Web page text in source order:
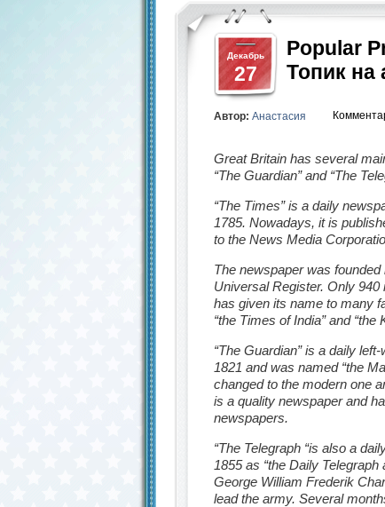
Декабрь
27
Popular
Топик на
Автор: Анастасия
Great Britain has several
“The Guardian” and “The
“The Times” is a daily
1785. Nowadays, it is
to the News Media
The newspaper was
Universal Register. Only 940
has given its name to many
“the Times of India” and “the
“The Guardian” is a daily left-
1821 and was named “the
changed to the modern one
is a quality newspaperand
newspapers.
“The Telegraph “is also a
1855 as “the Daily
George William Frederik
lead the army. Several